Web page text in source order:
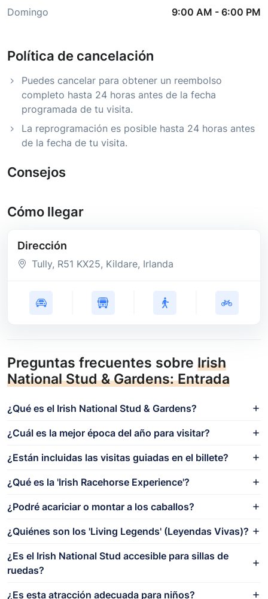
Domingo
9:00 AM - 6:00 PM
Política de cancelación
Puedes cancelar para obtener un reembolso
completo hasta 24 horas antes de la fecha
programada de tu visita.
La reprogramación es posible hasta 24 horas antes
de la fecha de tu visita.
Consejos
Cómo llegar
Dirección
Tully, R51 KX25, Kildare, Irlanda
Preguntas frecuentes sobre Irish
National Stud & Gardens: Entrada
¿Qué es el Irish National Stud & Gardens?
¿Cuál es la mejor época del año para visitar?
¿Están incluidas las visitas guiadas en el billete?
¿Qué es la 'Irish Racehorse Experience'?
¿Podré acariciar o montar a los caballos?
¿Quiénes son los 'Living Legends' (Leyendas Vivas)?
¿Es el Irish National Stud accesible para sillas de
ruedas?
¿Es esta atracción adecuada para niños?